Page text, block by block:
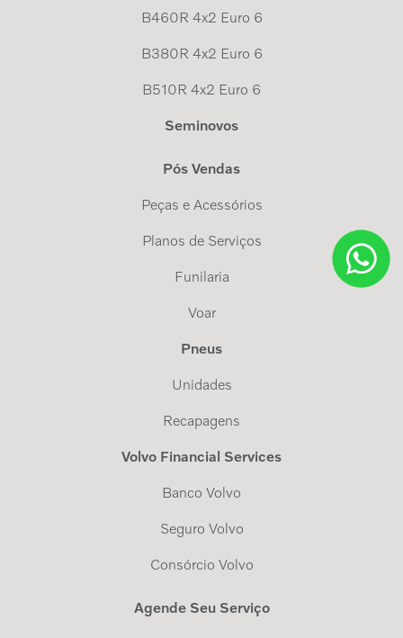
B460R 4x2 Euro 6
B380R 4x2 Euro 6
B510R 4x2 Euro 6
Seminovos
Pós Vendas
Peças e Acessórios
Planos de Serviços
Funilaria
Voar
Pneus
Unidades
Recapagens
Volvo Financial Services
Banco Volvo
Seguro Volvo
Consórcio Volvo
Agende Seu Serviço